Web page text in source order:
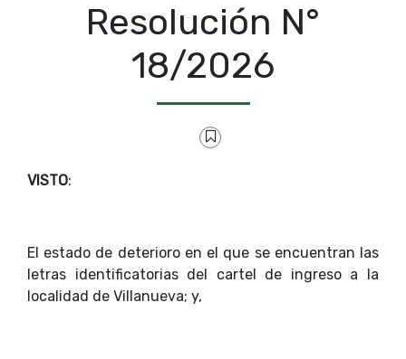
Resolución N°
18/2026
VISTO:
El estado de deterioro en el que se encuentran las
letras identificatorias del cartel de ingreso a la
localidad de Villanueva; y,